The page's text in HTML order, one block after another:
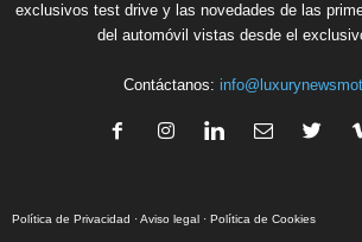
exclusivos test drive y las novedades de las
del automóvil vistas desde el
Contáctanos:
Política de Privacidad ·Aviso legal · Política de Cookies